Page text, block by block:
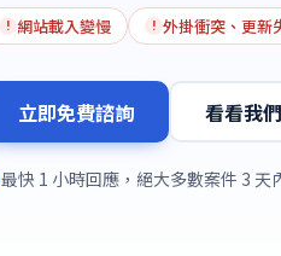
! 網站載入變慢 ! 外掛衝突、更新
立即免費諮詢 看看我
最快 1 小時回應，絕大多數案件 3 天